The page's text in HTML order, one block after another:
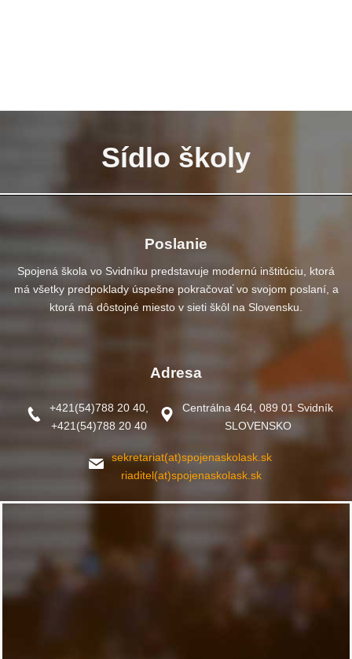
Sídlo školy
Poslanie
Spojená škola vo Svidníku predstavuje modernú inštitúciu, ktorá
má všetky predpoklady úspešne pokračovať vo svojom poslaní, a
ktorá má dôstojné miesto v sieti škôl na Slovensku.
Adresa
+421(54)788 20 40,
+421(54)788 20 40
Centrálna 464, 089 01 Svidník
SLOVENSKO
sekretariat(at)spojenaskolask.sk
riaditel(at)spojenaskolask.sk